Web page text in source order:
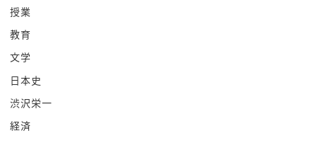
まず最初のツッコミがその技術あったら
もう世界一のスピードでは口に作れてるん
違いますのんとかいうのはもうば振っ水
そうなのこの本はも下のところからですね
突っ込みどころ満載なんですけどもこの
強引な手腕でもってですねこの内閣でこの
授業
教育
文学
日本史
渋沢栄一
経済